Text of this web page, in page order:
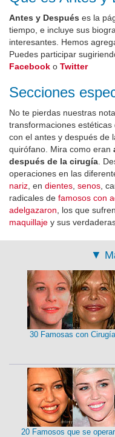
Antes y Después es la
tiempo, e incluye sus
interesantes. Hemos
Puedes participar
Facebook o Twitter
Secciones
No te pierdas nuestras
transformaciones
con el antes y después de
quirófano. Mira como eran
después de la cirugía .
operaciones en las
nariz , en dientes senos ,
radicales de famosos con
adelgazaron , los que
maquillaje y sus
▼
30 Famosas con Cirugía
20 Famosos que se